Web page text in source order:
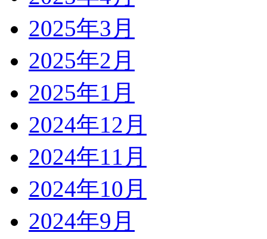
2025年3月
2025年2月
2025年1月
2024年12月
2024年11月
2024年10月
2024年9月